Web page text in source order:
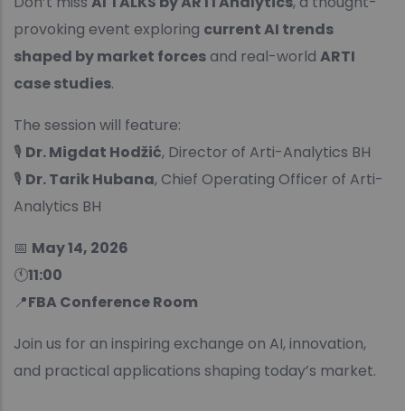
provoking event exploring current AI trends
shaped by market forces and real-world ARTI
case studies.
The session will feature:
🎙 Dr. Migdat Hodžić, Director of Arti-Analytics BH
🎙 Dr. Tarik Hubana, Chief Operating Officer of Arti-
Analytics BH
📅 May 14, 2026
🕚11:00
📍FBA Conference Room
Join us for an inspiring exchange on AI, innovation,
and practical applications shaping today’s market.